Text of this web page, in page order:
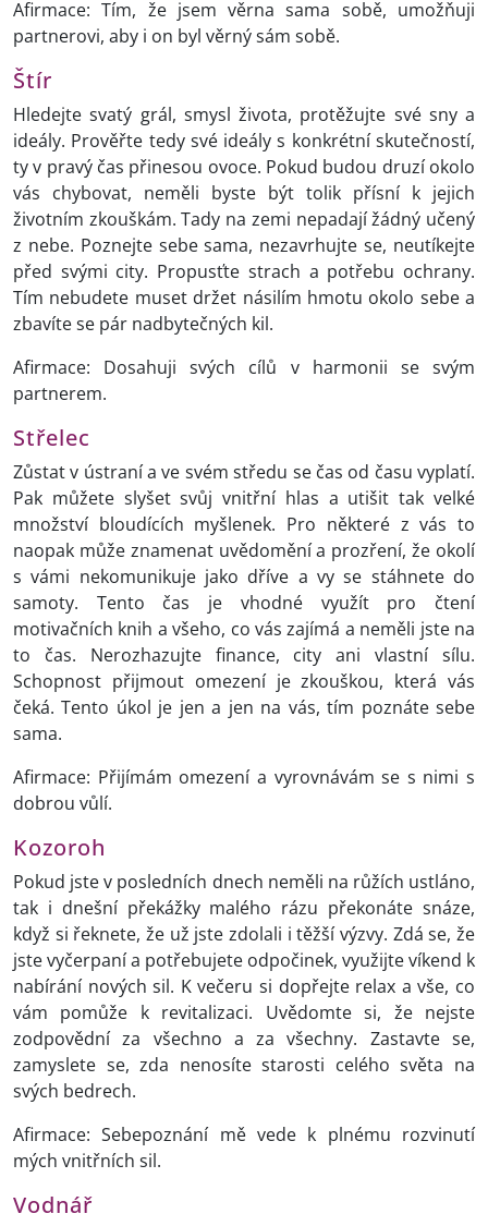
Afirmace: Tím, že jsem věrna sama sobě, umožňuji
partnerovi, aby i on byl věrný sám sobě.
Štír
Hledejte svatý grál, smysl života, protěžujte své sny a
ideály. Prověřte tedy své ideály s konkrétní skutečností,
ty v pravý čas přinesou ovoce. Pokud budou druzí okolo
vás chybovat, neměli byste být tolik přísní k jejich
životním zkouškám. Tady na zemi nepadají žádný učený
z nebe. Poznejte sebe sama, nezavrhujte se, neutíkejte
před svými city. Propusťte strach a potřebu ochrany.
Tím nebudete muset držet násilím hmotu okolo sebe a
zbavíte se pár nadbytečných kil.
Afirmace: Dosahuji svých cílů v harmonii se svým
partnerem.
Střelec
Zůstat v ústraní a ve svém středu se čas od času vyplatí.
Pak můžete slyšet svůj vnitřní hlas a utišit tak velké
množství bloudících myšlenek. Pro některé z vás to
naopak může znamenat uvědomění a prozření, že okolí
s vámi nekomunikuje jako dříve a vy se stáhnete do
samoty. Tento čas je vhodné využít pro čtení
motivačních knih a všeho, co vás zajímá a neměli jste na
to čas. Nerozhazujte finance, city ani vlastní sílu.
Schopnost přijmout omezení je zkouškou, která vás
čeká. Tento úkol je jen a jen na vás, tím poznáte sebe
sama.
Afirmace: Přijímám omezení a vyrovnávám se s nimi s
dobrou vůlí.
Kozoroh
Pokud jste v posledních dnech neměli na růžích ustláno,
tak i dnešní překážky malého rázu překonáte snáze,
když si řeknete, že už jste zdolali i těžší výzvy. Zdá se, že
jste vyčerpaní a potřebujete odpočinek, využijte víkend k
nabírání nových sil. K večeru si dopřejte relax a vše, co
vám pomůže k revitalizaci. Uvědomte si, že nejste
zodpovědní za všechno a za všechny. Zastavte se,
zamyslete se, zda nenosíte starosti celého světa na
svých bedrech.
Afirmace: Sebepoznání mě vede k plnému rozvinutí
mých vnitřních sil.
Vodnář